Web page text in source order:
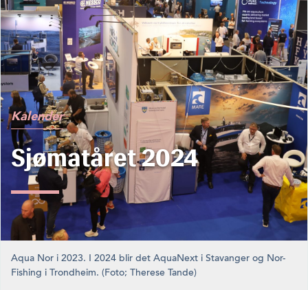
Kalender
Sjømatåret 2024
Aqua Nor i 2023. I 2024 blir det AquaNext i Stavanger og Nor-
Fishing i Trondheim. (Foto; Therese Tande)